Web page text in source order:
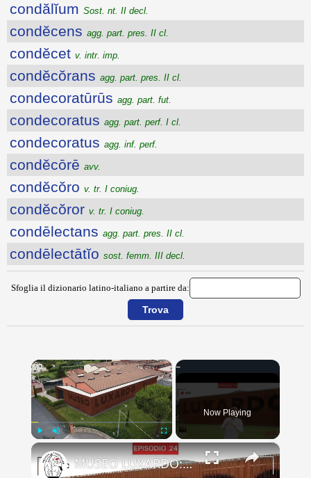
condălĭum Sost. nt. II decl.
condĕcens agg. part. pres. II cl.
condĕcet v. intr. imp.
condĕcŏrans agg. part. pres. II cl.
condecoratūrūs agg. part. fut.
condecoratus agg. part. perf. I cl.
condecoratus agg. inf. perf.
condĕcōrē avv.
condĕcŏro v. tr. I coniug.
condĕcŏror v. tr. I coniug.
condēlectans agg. part. pres. II cl.
condēlectātĭo sost. femm. III decl.
Sfoglia il dizionario latino-italiano a partire da:
×
Fullscreen
Now Playing
×
MUSEO LUXARDO: Un Viaggio nel Tempo e nel Gusto